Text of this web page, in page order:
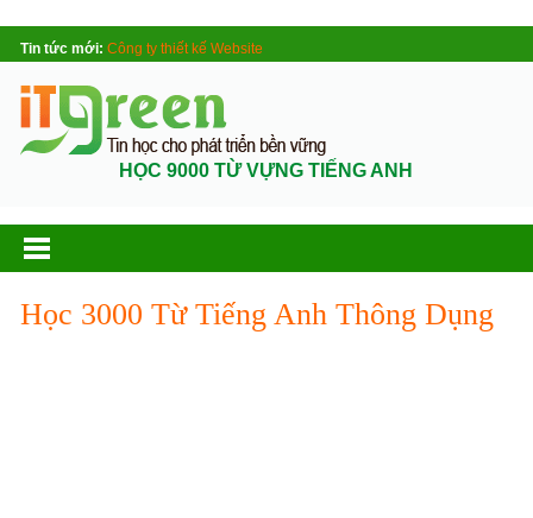
Tin tức mới: Công ty thiết kế Website
HỌC 9000 TỪ VỰNG TIẾNG ANH
Học 3000 Từ Tiếng Anh Thông Dụng